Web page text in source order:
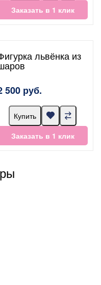
Заказать в 1 клик
львёнка из
500 руб.
Купить
Заказать в 1 клик